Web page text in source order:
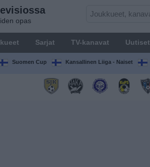
opas
Sarjat TV-kanavat Uutiset
Suomen Cup Kansallinen Liiga - Naiset